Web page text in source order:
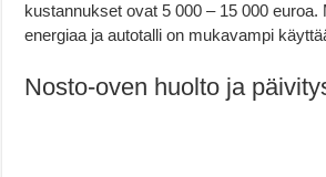
kustannukset ovat 5 000 – 15 000 euroa.
energiaa ja autotalli on mukavampi
Nosto-oven huolto ja